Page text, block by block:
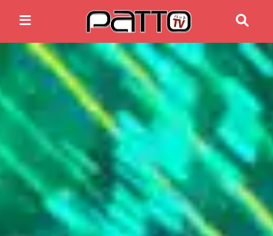
Home
Anime News
Spiele News
Reviews